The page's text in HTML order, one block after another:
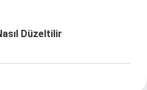
Düzeltilir